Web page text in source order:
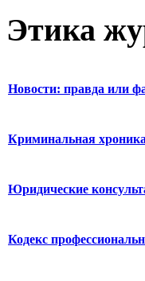
Этика
Новости: правда или
Криминальная
Юридические
Кодекс